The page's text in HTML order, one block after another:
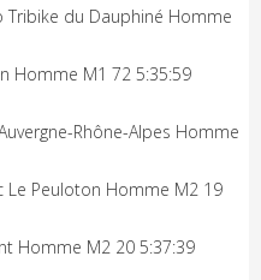
Tribike du Dauphiné Homme
Homme M1 72 5:35:59
Rhône-Alpes Homme
Le Peuloton Homme M2 19
Homme M2 20 5:37:39